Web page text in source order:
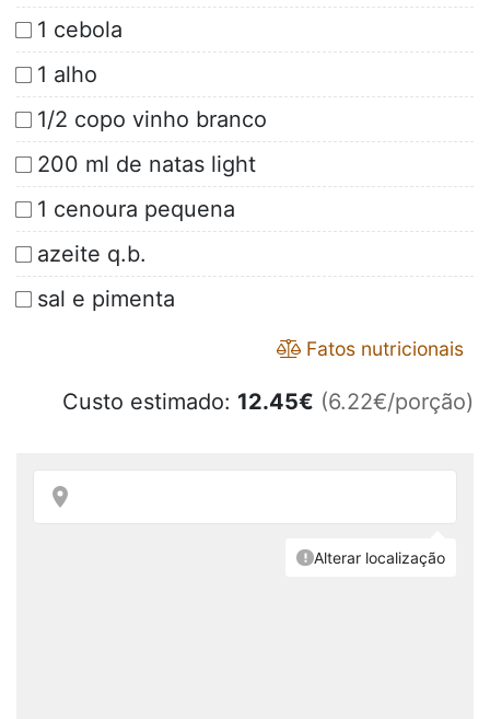
1 cebola
1 alho
1/2 copo vinho branco
200 ml de natas light
1 cenoura pequena
azeite q.b.
sal e pimenta
Fatos nutricionais
Custo estimado: 12.45€ (6.22€/porção)